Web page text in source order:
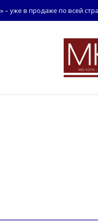
уже в продаже по всей